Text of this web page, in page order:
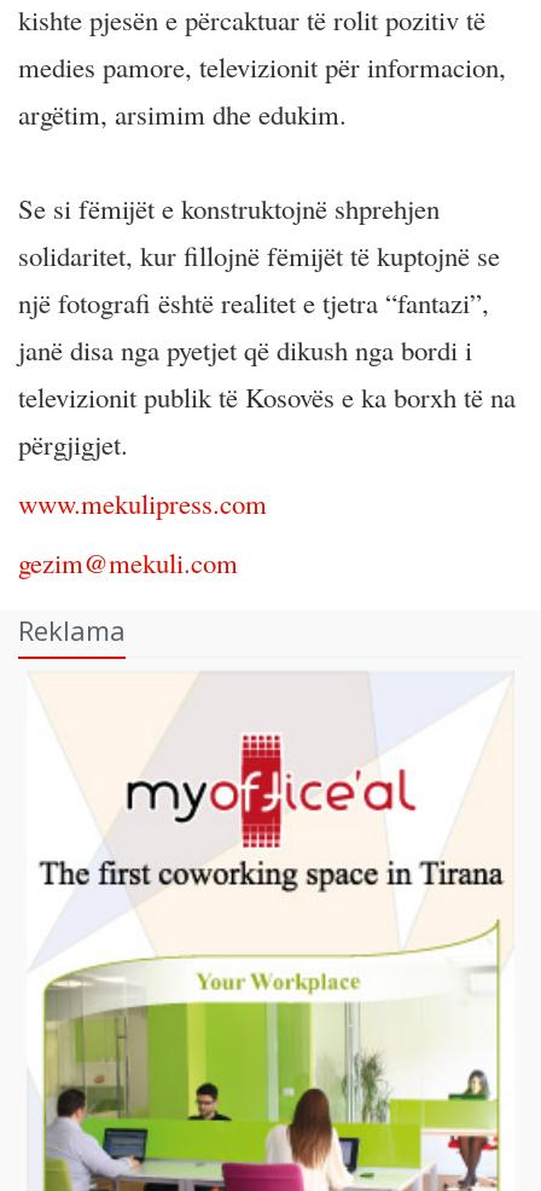
kishte pjesën e përcaktuar të rolit pozitiv të
medies pamore, televizionit për informacion,
argëtim, arsimim dhe edukim.
Se si fëmijët e konstruktojnë shprehjen
solidaritet, kur fillojnë fëmijët të kuptojnë se
një fotografi është realitet e tjetra “fantazi”,
janë disa nga pyetjet që dikush nga bordi i
televizionit publik të Kosovës e ka borxh të na
përgjigjet.
www.mekulipress.com
gezim@mekuli.com
Reklama